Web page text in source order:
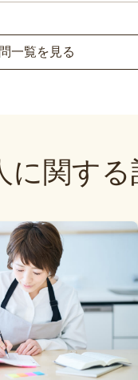
一覧を見る
に関する